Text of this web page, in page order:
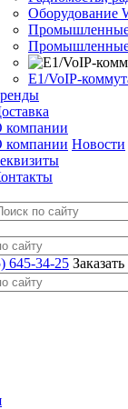
Оборудование
Промышленные
Е1/VoIP-
компании
компании Новости
645-34-25